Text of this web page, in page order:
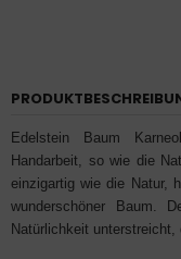
Edelstein Baum
Handarbeit, so wie die
einzigartig wie die Natur,
wunderschöner Baum.
Natürlichkeit